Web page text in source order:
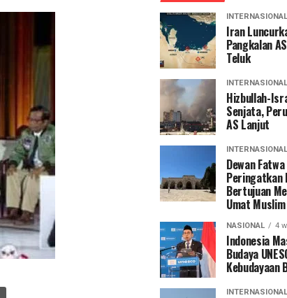
INTERNASIONAL
Iran
Pangkalan
Teluk
INTERNASIONAL
Hizbullah-
Senjata,
AS Lanjut
INTERNASIONAL
Dewan
Peringatkan
Bertujuan
Umat Muslim
NASIONAL 4
Indonesia
Budaya
Kebudayaan
INTERNASIONAL